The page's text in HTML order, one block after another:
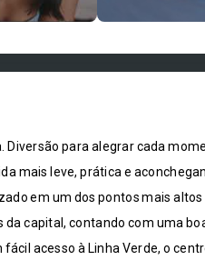
Diversão para alegrar cada
mais leve, prática e
em um dos pontos mais altos
capital, contando com uma
acesso à Linha Verde, o